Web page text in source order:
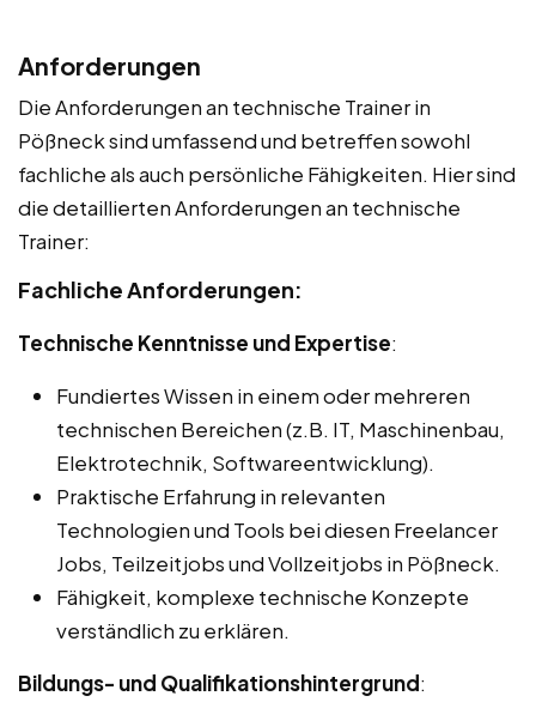
Anforderungen
Die Anforderungen an technische Trainer in
Pößneck sind umfassend und betreffen sowohl
fachliche als auch persönliche Fähigkeiten. Hier sind
die detaillierten Anforderungen an technische
Trainer:
Fachliche Anforderungen:
Technische Kenntnisse und Expertise:
Fundiertes Wissen in einem oder mehreren
technischen Bereichen (z.B. IT, Maschinenbau,
Elektrotechnik, Softwareentwicklung).
Praktische Erfahrung in relevanten
Technologien und Tools bei diesen Freelancer
Jobs, Teilzeitjobs und Vollzeitjobs in Pößneck.
Fähigkeit, komplexe technische Konzepte
verständlich zu erklären.
Bildungs- und Qualifikationshintergrund: